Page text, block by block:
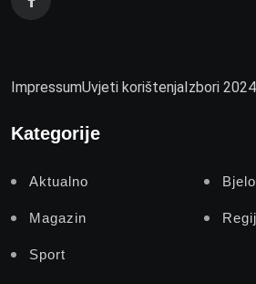
ImpressumUvjeti korištenjaIzbori
Kategorije
Aktualno
Magazin
Sport